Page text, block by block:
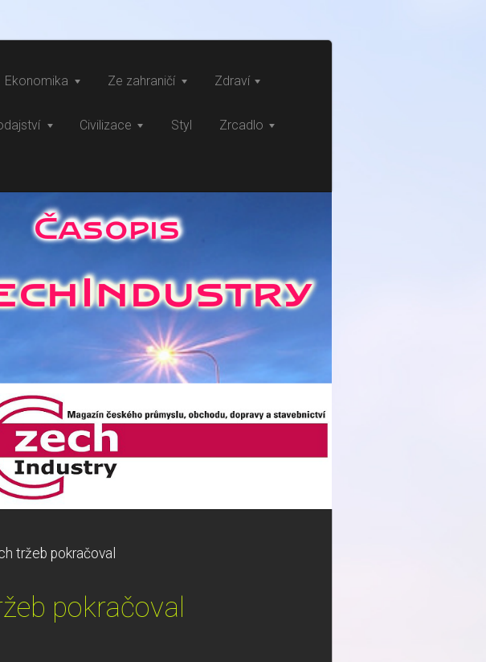
Ekonomika Ze zahraničí Zdraví
Civilizace Styl Zrcadlo
tržeb pokračoval
pokračoval